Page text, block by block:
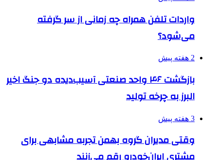
واردات تلفن همراه چه زمانی از سر گرفته
می‌شود؟
2 هفته پیش
بازگشت ۴۶ واحد صنعتی آسیب‌دیده دو جنگ اخیر
البرز به چرخه تولید
3 هفته پیش
وقتی مدیران گروه بهمن تجربه مشابهی برای